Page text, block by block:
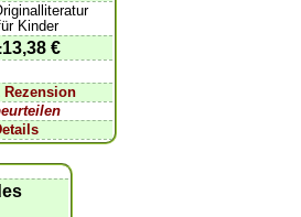
Kinder
13,38 €
Rezension